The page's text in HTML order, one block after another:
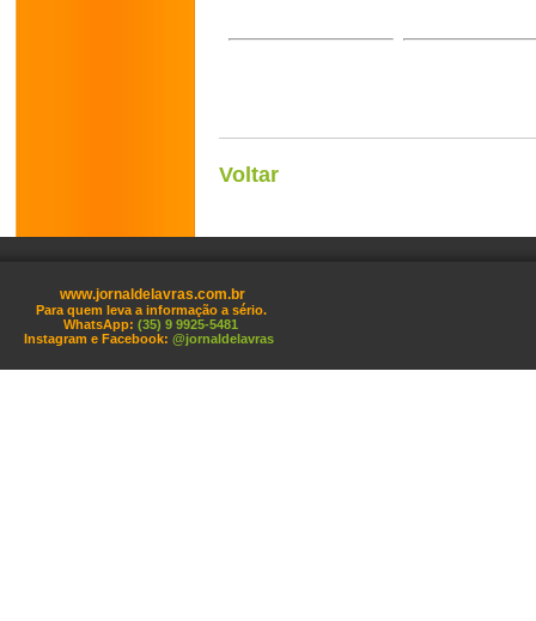
Voltar
www.jornaldelavras.com.br
Para quem leva a informação a sério.
WhatsApp: (35) 9 9925-5481
Instagram e Facebook: @jornaldelavras